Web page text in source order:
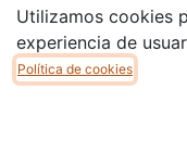
suma global.
Experiencia
comunicación.
Utilizamos cookies
experiencia de
Política de cookies